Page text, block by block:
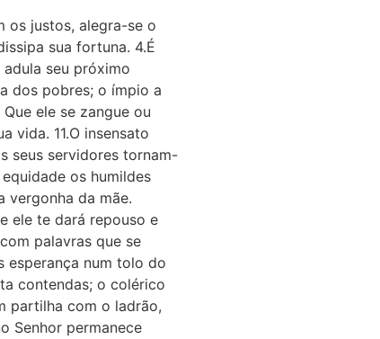
os justos, alegra-se o
sua fortuna. 4.É
seu próximo
dos pobres; o ímpio a
ele se zangue ou
vida. 11.O insensato
seus servidores tornam-
os humildes
vergonha da mãe.
ele te dará repouso e
palavras que se
esperança num tolo do
contendas; o colérico
partilha com o ladrão,
Senhor permanece